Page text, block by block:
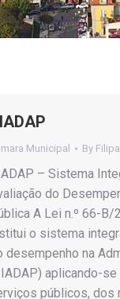
Municipal By
– Sistema
do
A Lei n.º 66-
o sistema
desempenho na
aplicando-
públicos,